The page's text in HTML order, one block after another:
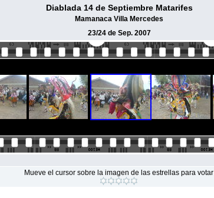
Diablada 14 de Septiembre Matarifes
Mamanaca Villa Mercedes
23/24 de Sep. 2007
Mueve el cursor sobre la imagen de las estrellas para votar